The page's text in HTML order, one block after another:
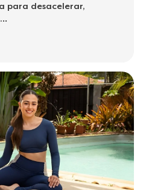
para desacelerar,